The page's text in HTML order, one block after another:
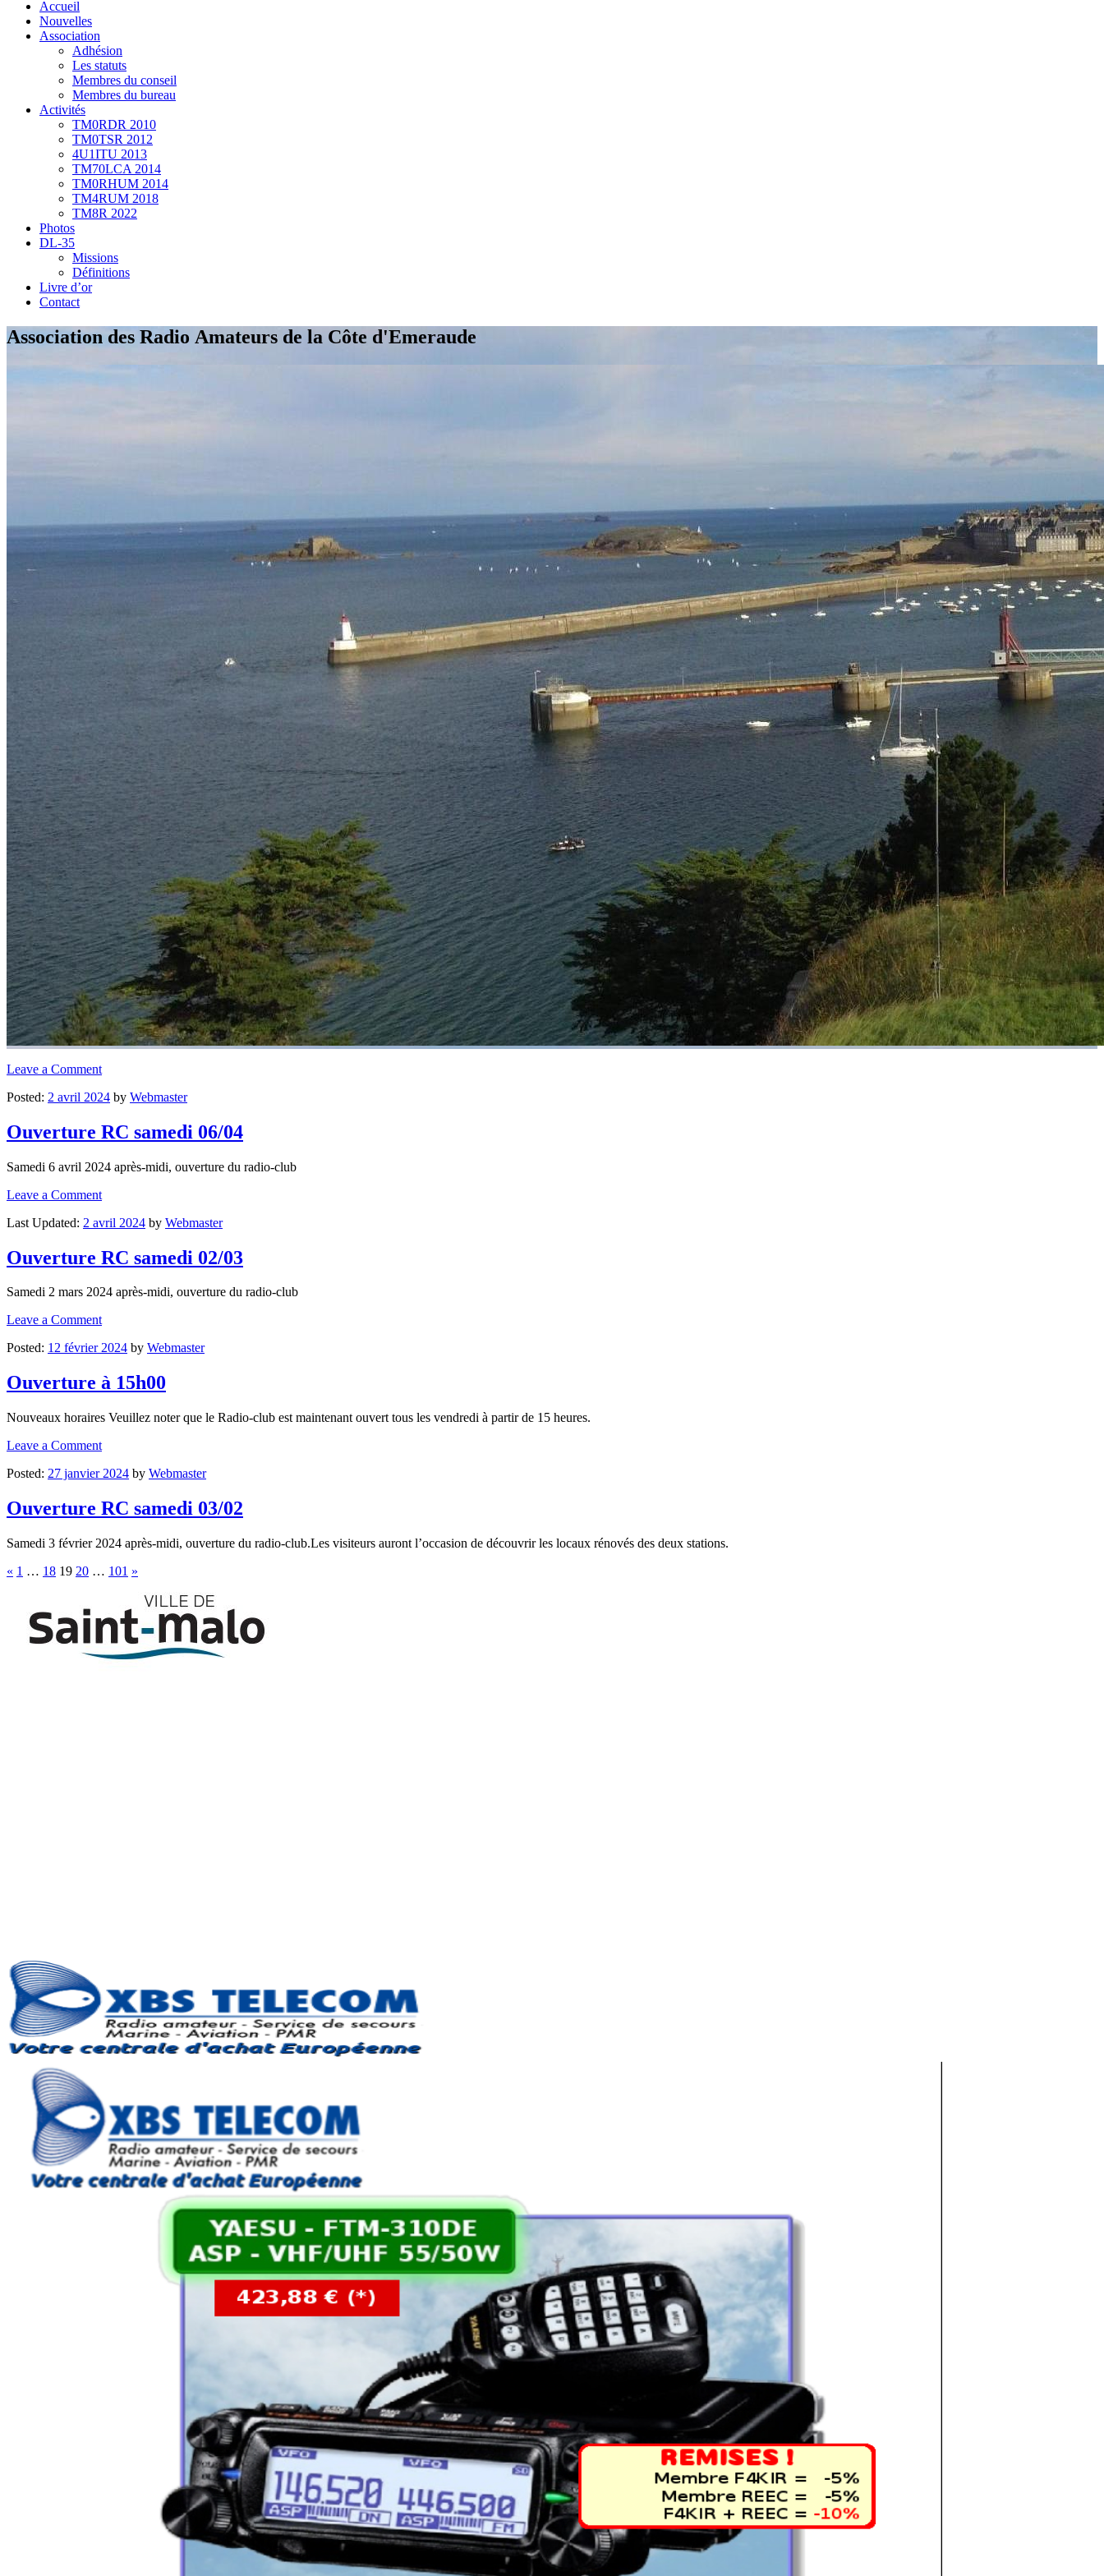
Accueil
Nouvelles
Association
Adhésion
Les statuts
Membres du conseil
Membres du bureau
Activités
TM0RDR 2010
TM0TSR 2012
4U1ITU 2013
TM70LCA 2014
TM0RHUM 2014
TM4RUM 2018
TM8R 2022
Photos
DL-35
Missions
Définitions
Livre d’or
Contact
Association des Radio Amateurs de la Côte d'Emeraude
Leave a Comment
Posted: 2 avril 2024 by Webmaster
Ouverture RC samedi 06/04
Samedi 6 avril 2024 après-midi, ouverture du radio-club
Leave a Comment
Last Updated: 2 avril 2024 by Webmaster
Ouverture RC samedi 02/03
Samedi 2 mars 2024 après-midi, ouverture du radio-club
Leave a Comment
Posted: 12 février 2024 by Webmaster
Ouverture à 15h00
Nouveaux horaires Veuillez noter que le Radio-club est maintenant ouvert tous les vendredi à partir de 15 heures.
Leave a Comment
Posted: 27 janvier 2024 by Webmaster
Ouverture RC samedi 03/02
Samedi 3 février 2024 après-midi, ouverture du radio-club.Les visiteurs auront l’occasion de découvrir les locaux rénovés des deux stations.
Pagination
publications
« 1 … 18 19 20 … 101 »